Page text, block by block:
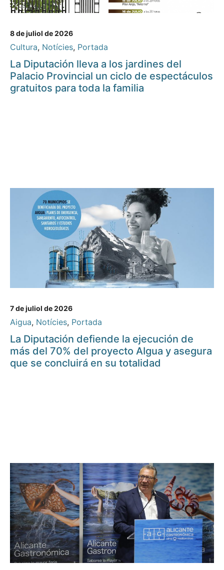
8 de juliol de 2026
Cultura, Notícies, Portada
La Diputación lleva a los jardines del
Palacio Provincial un ciclo de espectáculos
gratuitos para toda la familia
7 de juliol de 2026
Aigua, Notícies, Portada
La Diputación defiende la ejecución de
más del 70% del proyecto AIgua y asegura
que se concluirá en su totalidad